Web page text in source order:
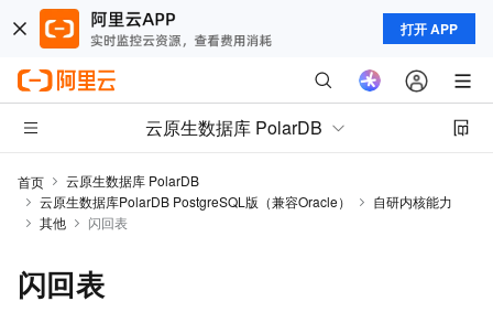
打开 APP
云原生数据库 PolarDB
首页
云原生数据库 PolarDB
云原生数据库PolarDB PostgreSQL版（兼容Oracle）
自研内核能力
其他
闪回表
闪回表